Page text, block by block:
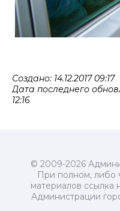
Создано: 14.12.2017 09:17
Дата последнего
12:16
© 2009-2026
При полном, либо
материалов
Администрации